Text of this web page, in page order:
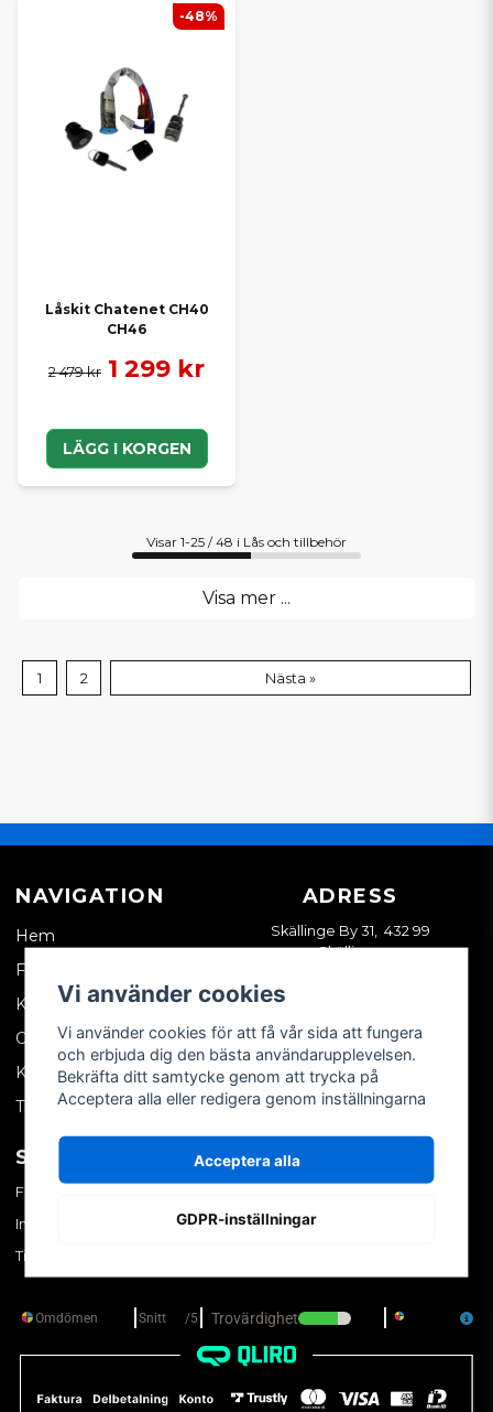
Låskit Chatenet CH40
CH46
2 479 kr 1 299 kr
LÄGG I KORGEN
-48%
Visar 1-25 / 48 i Lås och tillbehör
Visa mer ...
1 2 Nästa »
NAVIGATION
Hem
Företagskund
Kontakta oss
Om oss
Köpvillkor
Tips & trix
ADRESS
Skällinge By 31, 432 99
Skällinge
SOCIALA MEDIER
Facebook
Instagram
TikTok
MITT KONTO
Skapa konto
Vi använder cookies
Vi använder cookies för att få vår sida att fungera
och erbjuda dig den bästa användarupplevelsen.
Bekräfta ditt samtycke genom att trycka på
Acceptera alla eller redigera genom inställningarna
Acceptera alla
GDPR-inställningar